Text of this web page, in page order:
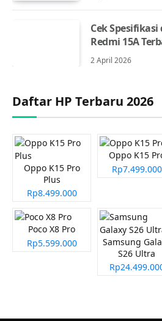
Cek
Redmi 15A
2 April 2026
Daftar HP Terbaru 2026
Oppo K15 Pro
Plus
Rp8.499.000
Oppo K15
Rp7.499.000
Poco X8 Pro
Rp5.599.000
Samsung
S26 Ultra